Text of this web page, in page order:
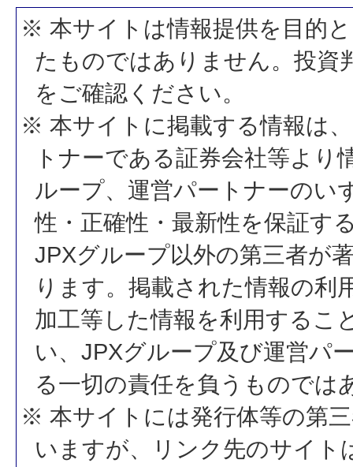
※ 本サイトは情報提供を目的
たものではありません。投資
をご確認ください。
※ 本サイトに掲載する情報は
トナーである証券会社等よ
ループ、運営パートナーのい
性・正確性・最新性を保証す
JPXグループ以外の第三者が
ります。掲載された情報の利
加工等した情報を利用するこ
い、JPXグループ及び運営パ
る一切の責任を負うものでは
※ 本サイトには発行体等の第
いますが、リンク先のサイト